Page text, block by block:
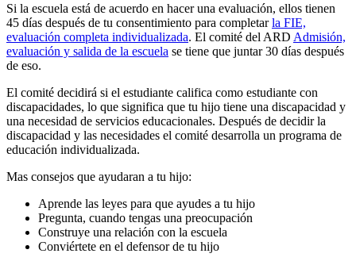
Si la escuela está de acuerdo en hacer una evaluación, ellos tienen
45 días después de tu consentimiento para completarla FIE,
evaluación completa individualizada. El comité del ARD Admisión,
evaluación y salida de la escuela se tiene que juntar 30 días después
de eso.
El comité decidirá si el estudiante califica como estudiante con
discapacidades, lo que significa que tu hijo tiene una discapacidad y
una necesidad de servicios educacionales. Después de decidir la
discapacidad y las necesidades el comité desarrolla un programa de
educación individualizada.
Mas consejos que ayudaran a tu hijo:
Aprende las leyes para que ayudes a tu hijo
Pregunta, cuando tengas una preocupación
Construye una relación con la escuela
Conviértete en el defensor de tu hijo